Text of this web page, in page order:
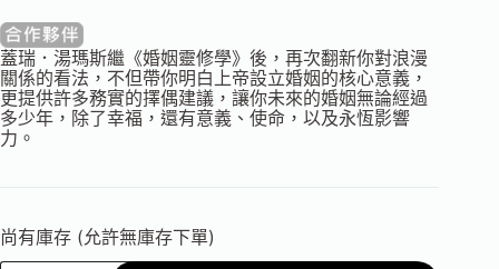
蓋瑞．湯瑪斯繼《婚姻靈修學》後，再次翻新你對浪漫
關係的看法，不但帶你明白上帝設立婚姻的核心意義，
更提供許多務實的擇偶建議，讓你未來的婚姻無論經過
多少年，除了幸福，還有意義、使命，以及永恆影響
力。
尚有庫存 (允許無庫存下單)